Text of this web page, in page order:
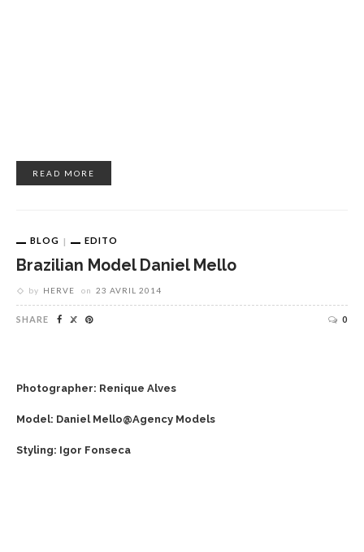
READ MORE
BLOG EDITO
Brazilian Model Daniel Mello
by HERVE on 23 AVRIL 2014
SHARE 0
Photographer: Renique Alves
Model: Daniel Mello@Agency Models
Styling: Igor Fonseca